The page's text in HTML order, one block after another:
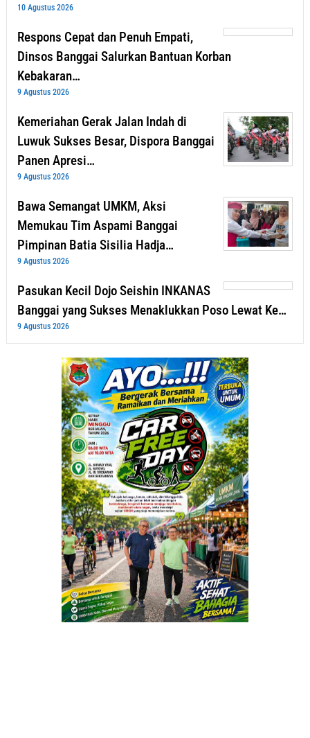
10 Agustus 2026
Respons Cepat dan Penuh Empati,
Dinsos Banggai Salurkan Bantuan Korban
Kebakaran…
9 Agustus 2026
Kemeriahan Gerak Jalan Indah di
Luwuk Sukses Besar, Dispora Banggai
Panen Apresi…
9 Agustus 2026
Bawa Semangat UMKM, Aksi
Memukau Tim Aspami Banggai
Pimpinan Batia Sisilia Hadja…
9 Agustus 2026
Pasukan Kecil Dojo Seishin INKANAS
Banggai yang Sukses Menaklukkan Poso Lewat Ke…
9 Agustus 2026